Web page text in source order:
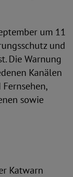
um 11
und
Die Warnung
Kanälen
sowie
Katwarn